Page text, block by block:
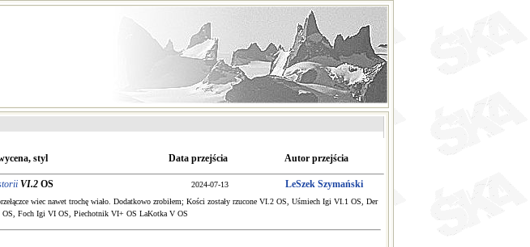
styl Data przejścia Autor przejścia
VI.2 OS 2024-07-13 LeSzek Szymański
wiec nawet trochę wiało. Dodatkowo zrobiłem; Kości zostały rzucone VI.2 OS, Uśmiech Igi VI.1 OS, Der
OS, Foch Igi VI OS, Piechotnik VI+ OS LaKotka V OS